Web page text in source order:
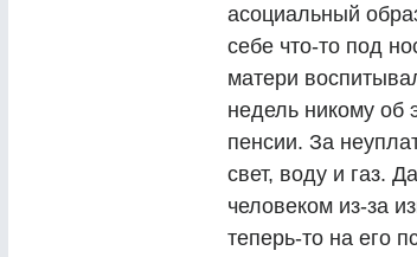
асоциальный
себе что-то под
матери
недель никому об
пенсии. За
свет, воду и газ.
человеком из-за
теперь-то на его